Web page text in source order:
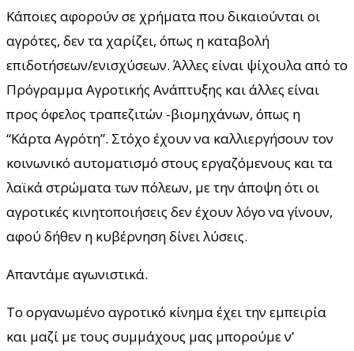
Κάποιες αφορούν σε χρήματα που δικαιούνται οι
αγρότες, δεν τα χαρίζει, όπως η καταβολή
επιδοτήσεων/ενισχύσεων. Άλλες είναι ψίχουλα από το
Πρόγραμμα Αγροτικής Ανάπτυξης και άλλες είναι
προς όφελος τραπεζιτών -βιομηχάνων, όπως η
“Κάρτα Αγρότη”. Στόχο έχουν να καλλιεργήσουν τον
κοινωνικό αυτοματισμό στους εργαζόμενους και τα
λαϊκά στρώματα των πόλεων, με την άποψη ότι οι
αγροτικές κινητοποιήσεις δεν έχουν λόγο να γίνουν,
αφού δήθεν η κυβέρνηση δίνει λύσεις.
Απαντάμε αγωνιστικά.
Το οργανωμένο αγροτικό κίνημα έχει την εμπειρία
και μαζί με τους συμμάχους μας μπορούμε ν’